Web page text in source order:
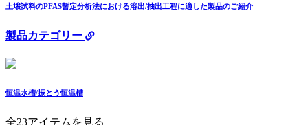
土壌試料のPFAS暫定分析法における溶出/抽出工程に適した製品のご紹介
製品カテゴリー
恒温水槽/振とう恒温槽
全23アイテムを見る